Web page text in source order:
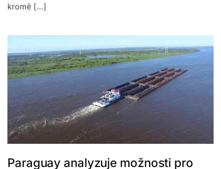
kromě […]
Paraguay analyzuje možnosti pro